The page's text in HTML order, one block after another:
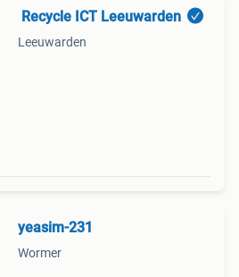
️ Recycle ICT Leeuwarden ️
Leeuwarden
yeasim-231
Wormer